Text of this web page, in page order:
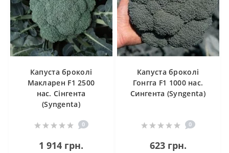
Капуста броколі
Макларен F1 2500
нас. Сінгента
(Syngenta)
0
1 914 грн.
Капуста броколі
Гонгга F1 1000 нас.
Сингента (Syngenta)
0
623 грн.